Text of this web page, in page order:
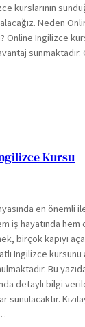
kurslarının
Neden
Online İngilizce
sunmaktadır.
Kursu
en önemli
iş hayatında hem
birçok kapıyı
İngilizce
Bu
detaylı bilgi
sunulacaktır.